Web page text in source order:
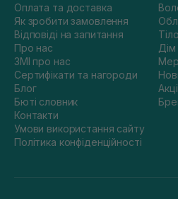
Оплата та доставка
Як зробити замовлення
Відповіді на запитання
Про нас
ЗМІ про нас
Сертифікати та нагороди
Блог
Бюті словник
Контакти
Умови використання сайту
Політика конфіденційності
Тіло
Дім